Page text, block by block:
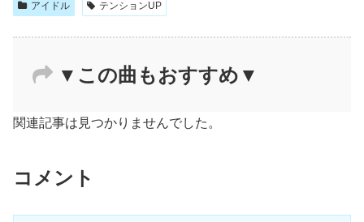
アイドル テンションUP
▼この曲もおすすめ▼
関連記事は見つかりませんでした。
コメント